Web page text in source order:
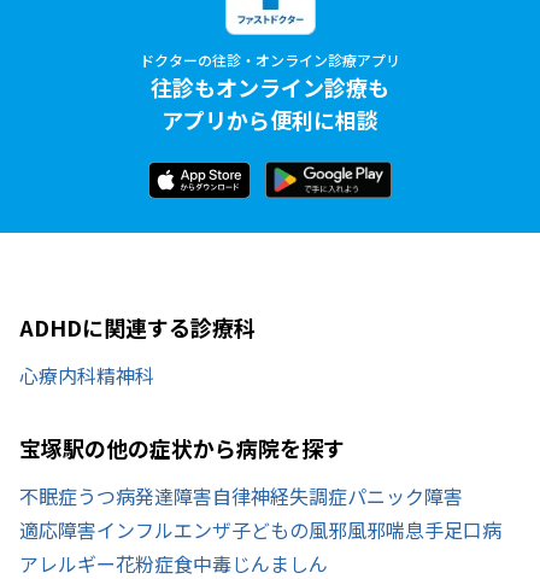
ドクターの往診・オンライン診療アプリ
往診もオンライン診療も
アプリから便利に相談
ADHDに関連する診療科
心療内科精神科
宝塚駅の他の症状から病院を探す
不眠症うつ病発達障害自律神経失調症パニック障害
適応障害インフルエンザ子どもの風邪風邪喘息手足口病
アレルギー花粉症食中毒じんましん